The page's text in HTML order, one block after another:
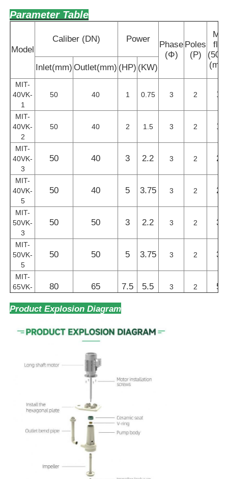
Parameter Table
Model
Caliber (DN) Power
Phase
(Φ)
Poles
(P)
flow
(m³/
Inlet(mm) Outlet(mm) (HP) (KW)
MIT-
40VK-
1
50 40 1 0.75 3 2 14
MIT-
40VK-
2
50 40 2 1.5 3 2 17
MIT-
40VK-
3
50 40 3 2.2 3 2 21
MIT-
40VK-
5
50 40 5 3.75 3 2 27
MIT-
50VK-
3
50 50 3 2.2 3 2 32
MIT-
50VK-
5
50 50 5 3.75 3 2 32
MIT-
65VK-
80 65 7.5 5.5 3 2 57
MIT-
10
7.5
80
80 10 7.5
MIT-
80VK-
80 80 15
Product Explosion Diagram